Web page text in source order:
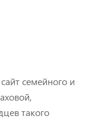
семейного и
такого